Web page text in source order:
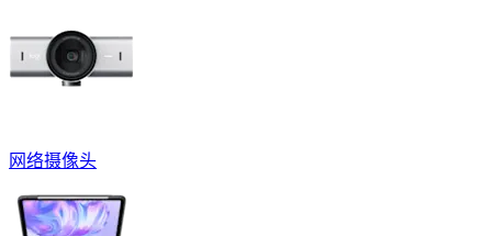
网络摄像头